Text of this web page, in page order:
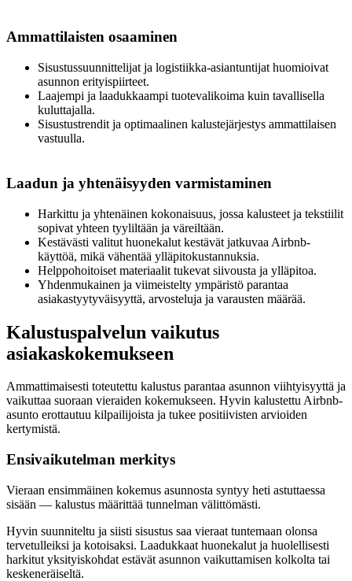
Ammattilaisten osaaminen
Sisustussuunnittelijat ja logistiikka-asiantuntijat huomioivat
asunnon erityispiirteet.
Laajempi ja laadukkaampi tuotevalikoima kuin tavallisella
kuluttajalla.
Sisustustrendit ja optimaalinen kalustejärjestys ammattilaisen
vastuulla.
Laadun ja yhtenäisyyden varmistaminen
Harkittu ja yhtenäinen kokonaisuus, jossa kalusteet ja tekstiilit
sopivat yhteen tyyliltään ja väreiltään.
Kestävästi valitut huonekalut kestävät jatkuvaa Airbnb-
käyttöä, mikä vähentää ylläpitokustannuksia.
Helppohoitoiset materiaalit tukevat siivousta ja ylläpitoa.
Yhdenmukainen ja viimeistelty ympäristö parantaa
asiakastyytyväisyyttä, arvosteluja ja varausten määrää.
Kalustuspalvelun vaikutus
asiakaskokemukseen
Ammattimaisesti toteutettu kalustus parantaa asunnon viihtyisyyttä ja
vaikuttaa suoraan vieraiden kokemukseen. Hyvin kalustettu Airbnb-
asunto erottautuu kilpailijoista ja tukee positiivisten arvioiden
kertymistä.
Ensivaikutelman merkitys
Vieraan ensimmäinen kokemus asunnosta syntyy heti astuttaessa
sisään — kalustus määrittää tunnelman välittömästi.
Hyvin suunniteltu ja siisti sisustus saa vieraat tuntemaan olonsa
tervetulleiksi ja kotoisaksi. Laadukkaat huonekalut ja huolellisesti
harkitut yksityiskohdat estävät asunnon vaikuttamisen kolkolta tai
keskeneräiseltä.